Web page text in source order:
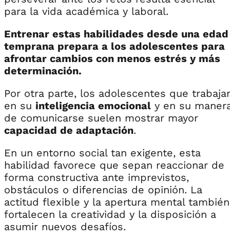
para la vida académica y laboral.
Entrenar estas habilidades desde una edad
temprana prepara a los adolescentes para
afrontar cambios con menos estrés y más
determinación.
Por otra parte, los adolescentes que
en su inteligencia emocional y en su
de comunicarse suelen mostrar mayor
capacidad de adaptación.
En un entorno social tan exigente, esta
habilidad favorece que sepan reaccionar de
forma constructiva ante imprevistos,
obstáculos o diferencias de opinión. La
actitud flexible y la apertura mental también
fortalecen la creatividad y la disposición a
asumir nuevos desafíos.